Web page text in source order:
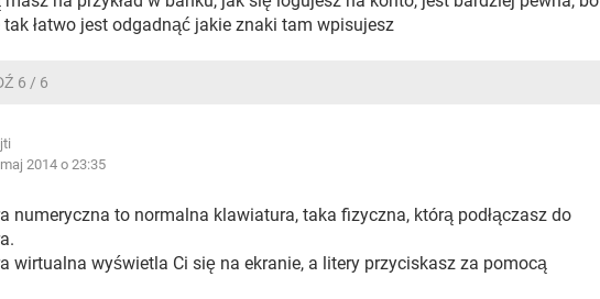
łatwo jest odgadnąć jakie znaki tam wpisujesz
6 / 6
2014 o 23:35
numeryczna to normalna klawiatura, taka fizyczna, którą podłączasz do
wirtualna wyświetla Ci się na ekranie, a litery przyciskasz za pomocą